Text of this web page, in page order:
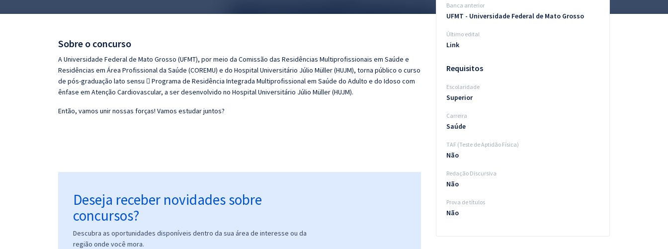
Sobre o concurso
A Universidade Federal de Mato Grosso (UFMT), por meio da Comissão das Residências Multiprofissionais em Saúde e
Residências em Área Profissional da Saúde (COREMU) e do Hospital Universitário Júlio Müller (HUJM), torna público o curso
de pós-graduação lato sensu  Programa de Residência Integrada Multiprofissional em Saúde do Adulto e do Idoso com
ênfase em Atenção Cardiovascular, a ser desenvolvido no Hospital Universitário Júlio Müller (HUJM).
Então, vamos unir nossas forças! Vamos estudar juntos?
Deseja receber novidades sobre
concursos?
Descubra as oportunidades disponíveis dentro da sua área de interesse ou da
região onde você mora.
Banca anterior
UFMT - Universidade Federal de Mato Grosso
Último edital
Link
Requisitos
Escolaridade
Superior
Carreira
Saúde
TAF (Teste de Aptidão Física)
Não
Redação Discursiva
Não
Prova de títulos
Não